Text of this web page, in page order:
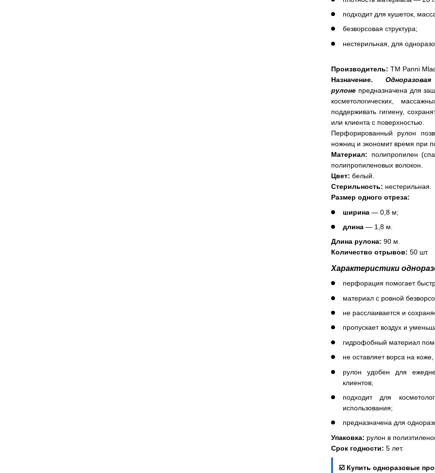
подходит для кушеток,
безворсовая структура;
нестерильная, для
Производитель: ТМ Panni
Назначение.
рулоне предназначена для
косметологических,
поддерживать гигиену,
или клиента с поверхностью.
Перфорированный рулон
ножниц и экономит время при
Материал: полипропилен
полипропиленовых волокон.
Цвет: белый.
Стерильность: нестерильная.
Размер одного отреза:
ширина — 0,8 м;
длина — 1,8 м.
Длина рулона: 90 м.
Количество отрывов: 50 шт.
Характеристики
перфорация помогает
материал с ровной
не расслаивается и
пропускает воздух и
гидрофобный материал
не оставляет ворса на
рулон удобен для
клиентов;
подходит для
использования;
предназначена для
Упаковка: рулон в
Срок годности: 5 лет.
☑️ Купить одноразовые